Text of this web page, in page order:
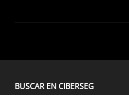
BUSCAR EN CIBERSEG